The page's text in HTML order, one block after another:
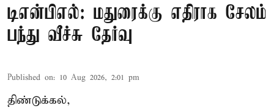
டிஎன்பிஎல்: மதுரைக்கு எதிராக சேலம்
பந்து வீச்சு தேர்வு
Published on: 10 Aug 2026, 2:01 pm
திண்டுக்கல்,